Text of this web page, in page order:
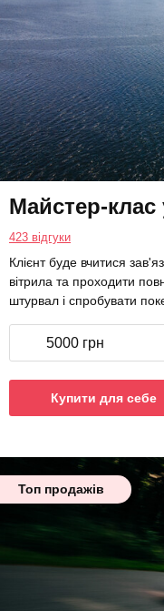
Майстер-
423 відгуки
Клієнт буде вчитися
вітрила та проходити
штурвал і спробувати
5000 грн
Купити для себе
Топ продажів